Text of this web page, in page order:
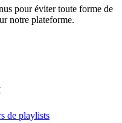
pour éviter toute forme de
notre plateforme.
de playlists